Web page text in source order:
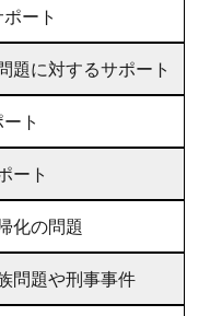
ート
題に対するサポート
ト
ート
化の問題
問題や刑事事件